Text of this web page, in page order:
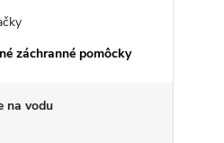
záchranné pomôcky
na vodu